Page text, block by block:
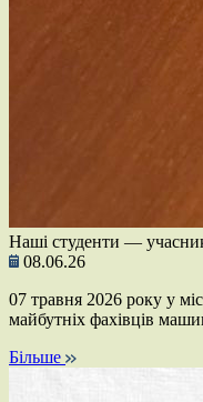
Наші студенти —
08.06.26
07 травня 2026 року у
майбутніх фахівців
Більше